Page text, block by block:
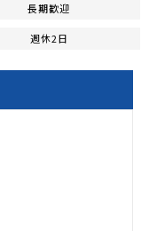
長期歓迎
週休2日